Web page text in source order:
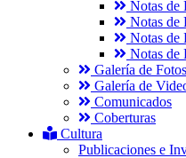
Notas de
Notas de
Notas de
Notas de
Galería de Fotos
Galería de
Comunicados
Coberturas
Cultura
Publicaciones e